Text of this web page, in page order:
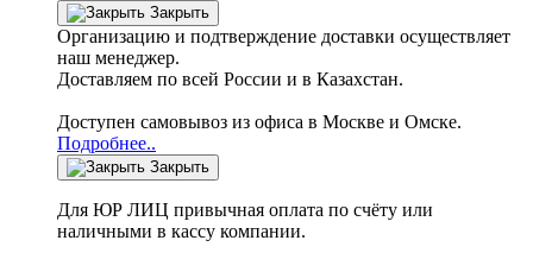
Закрыть
Организацию и подтверждение доставки осуществляет
наш менеджер.
Доставляем по всей России и в Казахстан.
Доступен самовывоз из офиса в Москве и Омске.
Подробнее..
Закрыть
Для ЮР ЛИЦ привычная оплата по счёту или
наличными в кассу компании.